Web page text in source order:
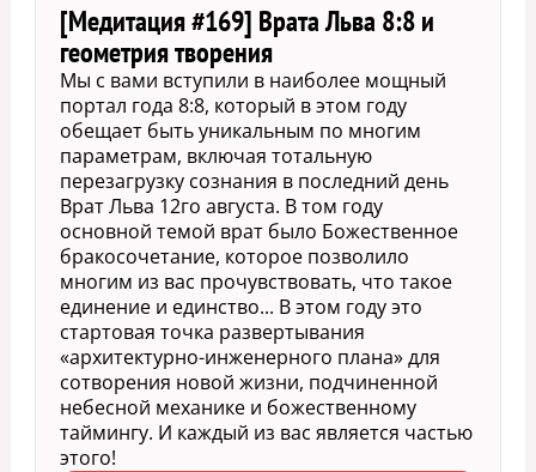
[Медитация #169] Врата Льва 8:8 и
геометрия творения
Мы с вами вступили в наиболее мощный
портал года 8:8, который в этом году
обещает быть уникальным по многим
параметрам, включая тотальную
перезагрузку сознания в последний день
Врат Льва 12го августа. В том году
основной темой врат было Божественное
бракосочетание, которое позволило
многим из вас прочувствовать, что такое
единение и единство... В этом году это
стартовая точка развертывания
«архитектурно-инженерного плана» для
сотворения новой жизни, подчиненной
небесной механике и божественному
таймингу. И каждый из вас является частью
этого!